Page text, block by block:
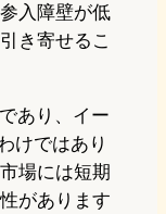
入障壁が低
き寄せるこ
あり、イー
けではあり
場には短期
があります